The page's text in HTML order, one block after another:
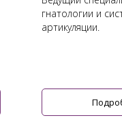
гнатологии и
артикуляции.